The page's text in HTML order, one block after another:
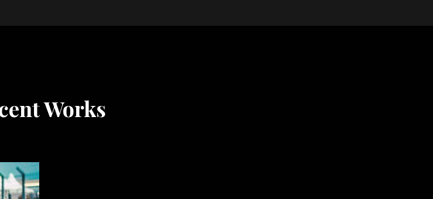
Works